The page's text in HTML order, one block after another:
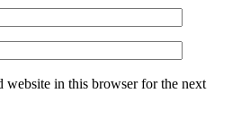
website in this browser for the next